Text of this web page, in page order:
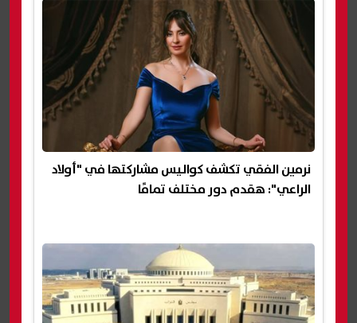
نرمين الفقي تكشف كواليس مشاركتها في "أولاد
الراعي": هقدم دور مختلف تمامًا